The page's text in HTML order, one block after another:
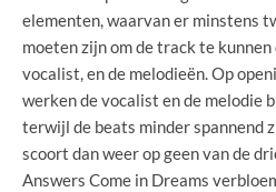
elementen, waarvan er minstens
moeten zijn om de track te kunnen
vocalist, en de melodieën. Op
werken de vocalist en de melodie
terwijl de beats minder spannend
scoort dan weer op geen van de
Answers Come in Dreams